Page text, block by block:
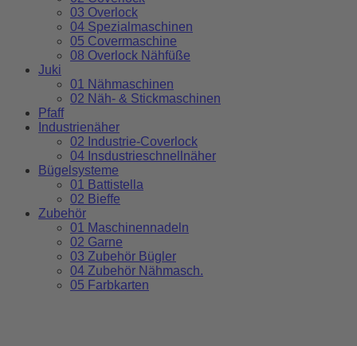
03 Overlock
04 Spezialmaschinen
05 Covermaschine
08 Overlock Nähfüße
Juki
01 Nähmaschinen
02 Näh- & Stickmaschinen
Pfaff
Industrienäher
02 Industrie-Coverlock
04 Insdustrieschnellnäher
Bügelsysteme
01 Battistella
02 Bieffe
Zubehör
01 Maschinennadeln
02 Garne
03 Zubehör Bügler
04 Zubehör Nähmasch.
05 Farbkarten